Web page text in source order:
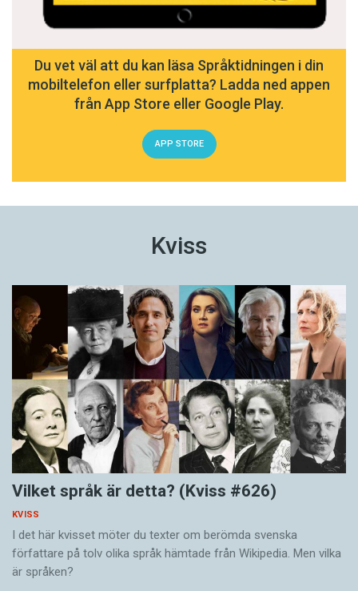
Du vet väl att du kan läsa Språktidningen i din
mobiltelefon eller surfplatta? Ladda ned appen
från App Store eller Google Play.
APP STORE
Kviss
Vilket språk är detta? (Kviss #626)
KVISS
I det här kvisset möter du texter om berömda svenska
författare på tolv olika språk hämtade från Wikipedia. Men vilka
är språken?